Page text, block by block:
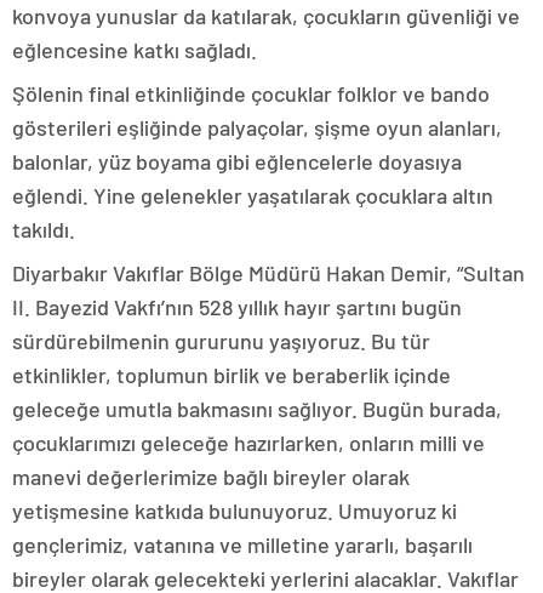
konvoya yunuslar da katılarak, çocukların güvenliği ve
eğlencesine katkı sağladı.
Şölenin final etkinliğinde çocuklar folklor ve bando
gösterileri eşliğinde palyaçolar, şişme oyun alanları,
balonlar, yüz boyama gibi eğlencelerle doyasıya
eğlendi. Yine gelenekler yaşatılarak çocuklara altın
takıldı.
Diyarbakır Vakıflar Bölge Müdürü Hakan Demir, “Sultan
II. Bayezid Vakfı’nın 528 yıllık hayır şartını bugün
sürdürebilmenin gururunu yaşıyoruz. Bu tür
etkinlikler, toplumun birlik ve beraberlik içinde
geleceğe umutla bakmasını sağlıyor. Bugün burada,
çocuklarımızı geleceğe hazırlarken, onların milli ve
manevi değerlerimize bağlı bireyler olarak
yetişmesine katkıda bulunuyoruz. Umuyoruz ki
gençlerimiz, vatanına ve milletine yararlı, başarılı
bireyler olarak gelecekteki yerlerini alacaklar. Vakıflar